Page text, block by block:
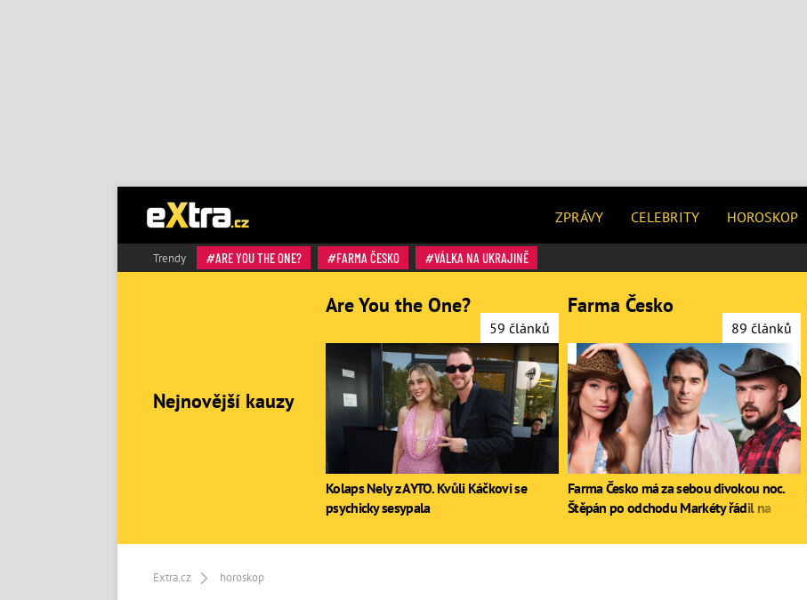
ZPRÁVY CELEBRITY HOROSKOP
Trendy ARE YOU THE ONE? FARMA ČESKO VÁLKA NA UKRAJINĚ
Extra.cz horoskop
Nejnovější kauzy
Are You the One?
59 článků
Kolaps Nely z AYTO. Kvůli Káčkovi se
psychicky sesypala
Farma Česko
89 článků
Farma Česko má za sebou divokou noc.
Štěpán po odchodu Markéty řádil na